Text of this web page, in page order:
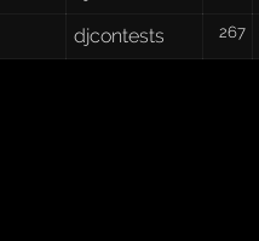
djcontests 267